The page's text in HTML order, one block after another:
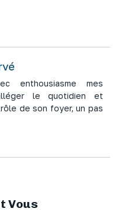
enthousiasme mes
le quotidien et
de son foyer, un pas
Vous